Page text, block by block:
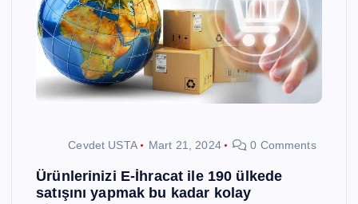
Cevdet USTA Mart 21, 2024 0 Comments
Ürünlerinizi E-İhracat ile 190 ülkede
satışını yapmak bu kadar kolay